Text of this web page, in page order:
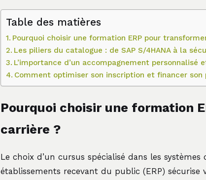
Table des matières
Pourquoi choisir une formation ERP pour
Les piliers du catalogue : de SAP S/4HANA à la
L’importance d’un accompagnement personnalisé
Comment optimiser son inscription et financer son
Pourquoi choisir une formation
carrière ?
Le choix d’un cursus spécialisé dans les
établissements recevant du public (ERP) sécurise